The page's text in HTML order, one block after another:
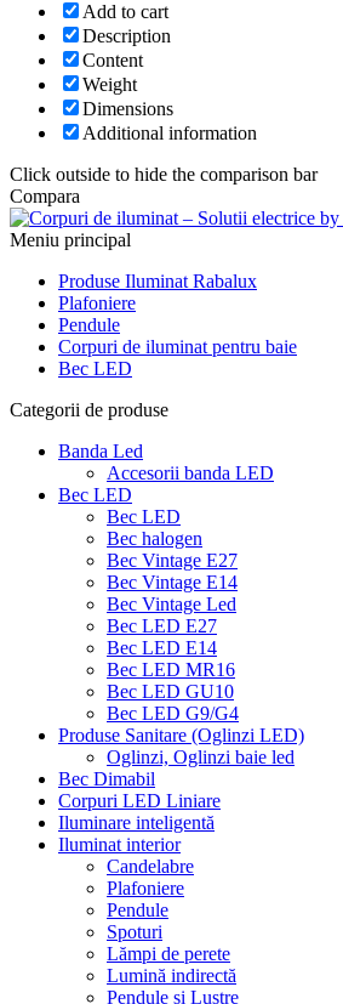
Add to cart
Description
Content
Weight
Dimensions
Additional information
Click outside to hide the comparison bar
Compara
Meniu principal
Produse Iluminat Rabalux
Plafoniere
Pendule
Corpuri de iluminat pentru baie
Bec LED
Categorii de produse
Banda Led
Accesorii banda LED
Bec LED
Bec LED
Bec halogen
Bec Vintage E27
Bec Vintage E14
Bec Vintage Led
Bec LED E27
Bec LED E14
Bec LED MR16
Bec LED GU10
Bec LED G9/G4
Produse Sanitare (Oglinzi LED)
Oglinzi, Oglinzi baie led
Bec Dimabil
Corpuri LED Liniare
Iluminare inteligentă
Iluminat interior
Candelabre
Plafoniere
Pendule
Spoturi
Lămpi de perete
Lumină indirectă
Pendule si Lustre